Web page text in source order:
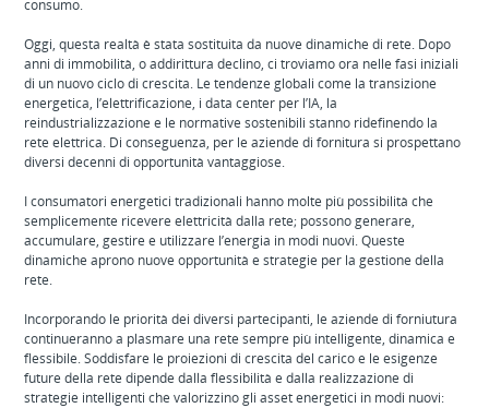
consumo.
Oggi, questa realtà è stata sostituita da nuove dinamiche di rete. Dopo
anni di immobilità, o addirittura declino, ci troviamo ora nelle fasi iniziali
di un nuovo ciclo di crescita. Le tendenze globali come la transizione
energetica, l’elettrificazione, i data center per l’IA, la
reindustrializzazione e le normative sostenibili stanno ridefinendo la
rete elettrica. Di conseguenza, per le aziende di fornitura si prospettano
diversi decenni di opportunità vantaggiose.
I consumatori energetici tradizionali hanno molte più possibilità che
semplicemente ricevere elettricità dalla rete; possono generare,
accumulare, gestire e utilizzare l’energia in modi nuovi. Queste
dinamiche aprono nuove opportunità e strategie per la gestione della
rete.
Incorporando le priorità dei diversi partecipanti, le aziende di forniutura
continueranno a plasmare una rete sempre più intelligente, dinamica e
flessibile. Soddisfare le proiezioni di crescita del carico e le esigenze
future della rete dipende dalla flessibilità e dalla realizzazione di
strategie intelligenti che valorizzino gli asset energetici in modi nuovi: